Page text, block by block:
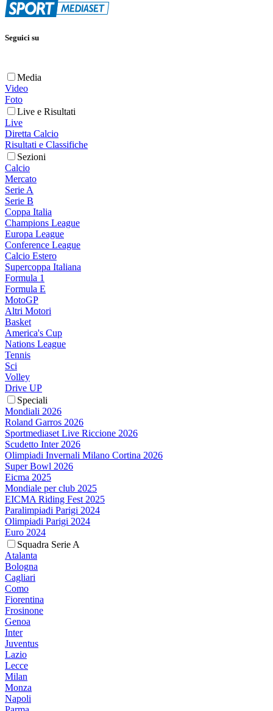
Seguici su
Media
Video
Foto
Live e Risultati
Live
Diretta Calcio
Risultati e Classifiche
Sezioni
Calcio
Mercato
Serie A
Serie B
Coppa Italia
Champions League
Europa League
Conference League
Calcio Estero
Supercoppa Italiana
Formula 1
Formula E
MotoGP
Altri Motori
Basket
America's Cup
Nations League
Tennis
Sci
Volley
Drive UP
Speciali
Mondiali 2026
Roland Garros 2026
Sportmediaset Live Riccione 2026
Scudetto Inter 2026
Olimpiadi Invernali Milano Cortina 2026
Super Bowl 2026
Eicma 2025
Mondiale per club 2025
EICMA Riding Fest 2025
Paralimpiadi Parigi 2024
Olimpiadi Parigi 2024
Euro 2024
Squadra Serie A
Atalanta
Bologna
Cagliari
Como
Fiorentina
Frosinone
Genoa
Inter
Juventus
Lazio
Lecce
Milan
Monza
Napoli